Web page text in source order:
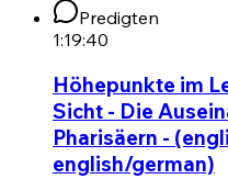
Predigten
1:19:40
Höhepunkte im
Sicht - Die
Pharisäern -
english/german)